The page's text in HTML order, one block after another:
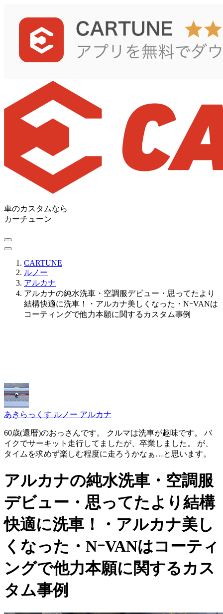
車のカスタムなら
カーチューン
CARTUNE
ルノー
アルカナ
アルカナの純水洗車・空調服デビュー・思ってたより
結構快適に洗車！・アルカナ美しくなった・NｰVANは
コーティングで他力本願に関するカスタム事例
あきらっくす ルノー アルカナ
60歳(還暦)のおっさんです。 クルマは洗車が趣味です。 バ
イクでサーキット走行してましたが、卒業しました。 が、
タイムを求めず楽しむ程度に走ろうかなぁ…と思います。
アルカナの純水洗車・空調服
デビュー・思ってたより結構
快適に洗車！・アルカナ美し
くなった・NｰVANはコーティ
ングで他力本願に関するカス
タム事例